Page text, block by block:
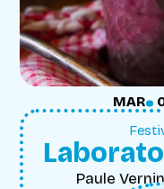
MARDI
MAR.
Paule